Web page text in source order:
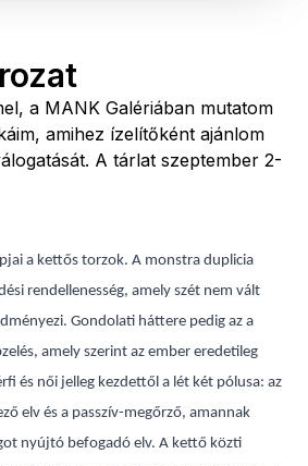
a MANK Galériában mutatom
amihez ízelítőként ajánlom
A tárlat szeptember 2-
a kettős torzok. A monstra duplicia
rendellenesség, amely szét nem vált
Gondolati háttere pedig az a
amely szerint az ember eredetileg
és női jelleg kezdettől a lét két pólusa: az
elv és a passzív-megőrző, amannak
nyújtó befogadó elv. A kettő közti